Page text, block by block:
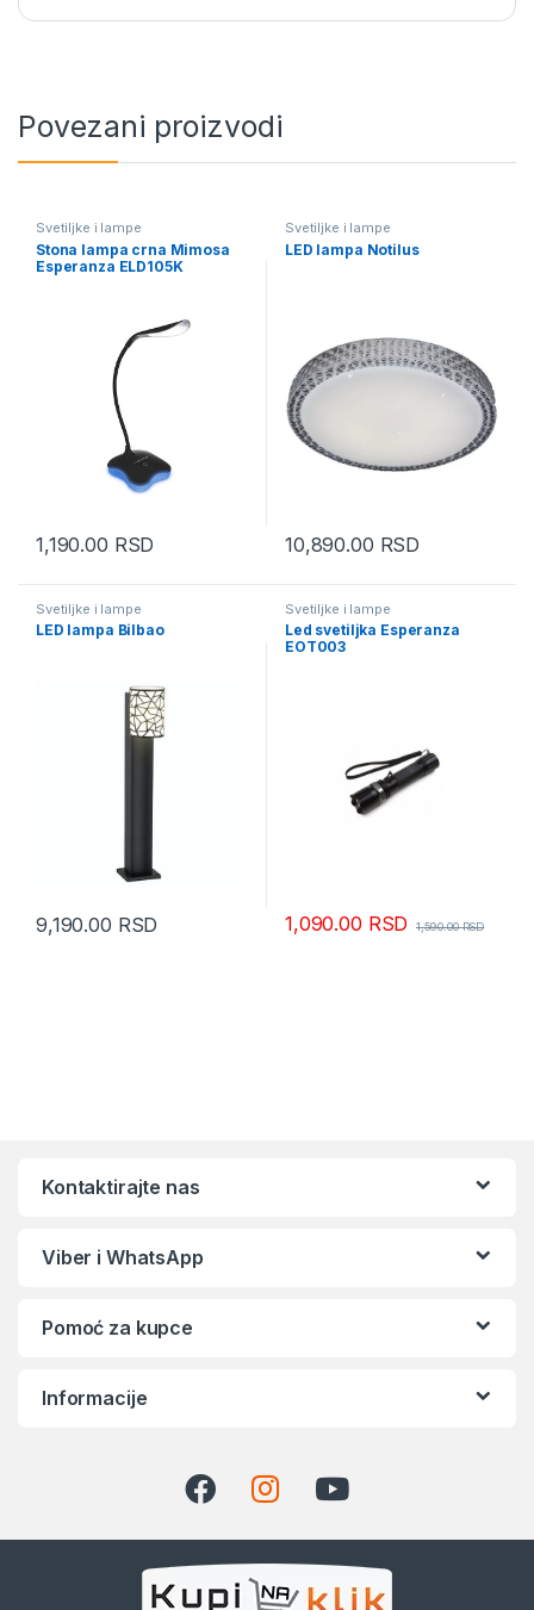
Povezani proizvodi
Svetiljke i lampe
Stona lampa crna Mimosa
Esperanza ELD105K
1,190.00 RSD
Svetiljke i lampe
LED lampa Notilus
10,890.00 RSD
Svetiljke i lampe
LED lampa Bilbao
9,190.00 RSD
Svetiljke i lampe
Led svetiljka Esperanza
EOT003
1,090.00 RSD 1,590.00RSD
Kontaktirajte nas
Viber i WhatsApp
Pomoć za kupce
Informacije